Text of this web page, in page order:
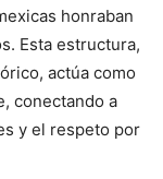
honraban
Esta estructura,
actúa como
conectando a
y el respeto por